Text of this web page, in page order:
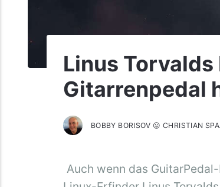
Linus
Gitarrenpedal
BOBBY BORISOV 😛 CHRISTIAN
Auch wenn das